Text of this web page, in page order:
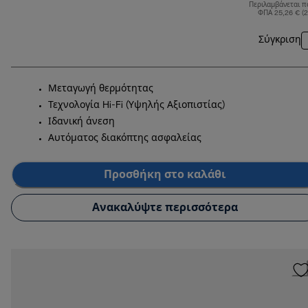
Περιλαμβάνεται
ΦΠΑ 25,26 €
Σύγκριση
Μεταγωγή θερμότητας
Τεχνολογία Hi-Fi (Υψηλής Αξιοπιστίας)
Ιδανική άνεση
Αυτόματος διακόπτης ασφαλείας
Προσθήκη στο καλάθι
Ανακαλύψτε περισσότερα